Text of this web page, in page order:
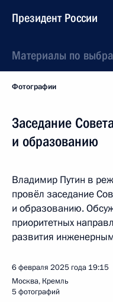
Президент России
Материалы по
Фотографии
Заседание
и образованию
Владимир Путин в
провёл заседание
и образованию.
приоритетных
развития
6 февраля 2025 года 19:15
Москва, Кремль
5 фотографий